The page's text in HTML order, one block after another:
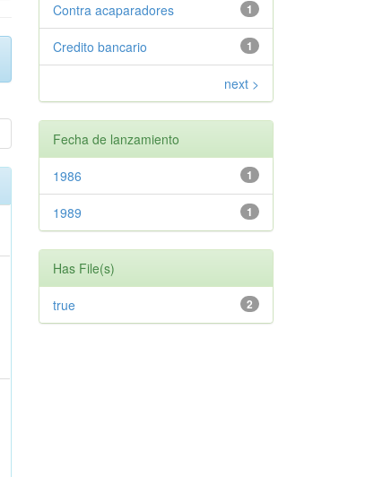
1
Contra acaparadores
1
Credito bancario
next >
Fecha de lanzamiento
1
1986
1
1989
Has File(s)
2
true